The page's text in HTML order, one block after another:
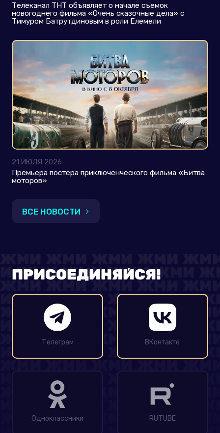
Телеканал ТНТ объявляет о начале съемок
новогоднего фильма «Очень сказочные дела» с
Тимуром Батрутдиновым в роли Елемели
Премьера постера приключенческого фильма «Битва
моторов»
21 ИЮЛЯ 2026
ВСЕ НОВОСТИ
ПРИСОЕДИНЯЙСЯ!
Телеграм ВКонтакте
Одноклассники RUTUBE